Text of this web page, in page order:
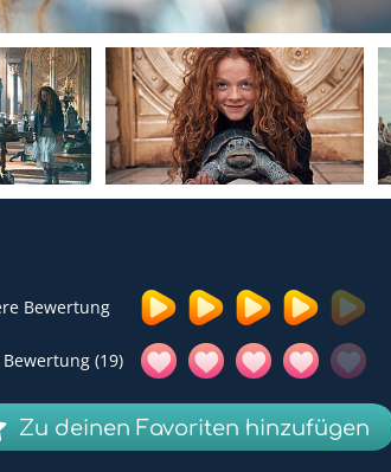
Bewertung
Bewertung (19)
Zu deinen Favoriten hinzufügen